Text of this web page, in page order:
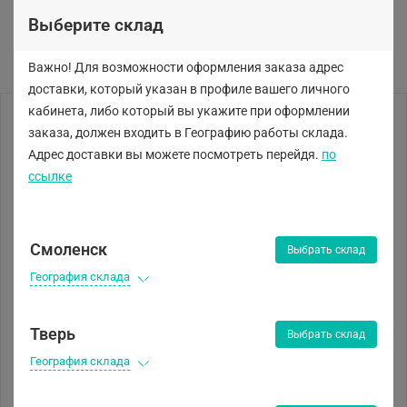
Выберите склад
Важно! Для возможности оформления заказа адрес
доставки, который указан в профиле вашего личного
кабинета, либо который вы укажите при оформлении
заказа, должен входить в Географию работы склада.
Адрес доставки вы можете посмотреть перейдя. по
ссылке
Смоленск Выбрать склад
География склада
Тверь Выбрать склад
География склада